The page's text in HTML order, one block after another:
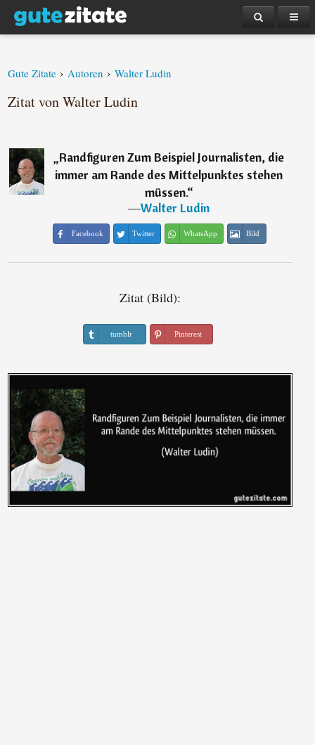
Gute Zitate › Autoren › Walter Ludin
Zitat von Walter Ludin
„Randfiguren Zum Beispiel Journalisten, die
immer am Rande des Mittelpunktes stehen
müssen.“
―Walter Ludin
Facebook Twitter WhatsApp Bild
Zitat (Bild):
tumblr Pinterest